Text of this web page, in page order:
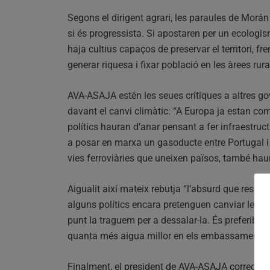
Segons el dirigent agrari, les paraules de
si és progressista. Si apostaren per un
haja cultius capaços de preservar el territori,
generar riquesa i fixar població en les àrees
AVA-ASAJA estén les seues crítiques a altres
davant el canvi climàtic: “A Europa ja estan
polítics hauran d’anar pensant a fer
a posar en marxa un gasoducte entre Portugal
vies ferroviàries que uneixen països, també
Aigualit així mateix rebutja “l’absurd que
alguns polítics encara pretenguen canviar les
punt la traguem per a dessalar-la. És
quanta més aigua millor en els embassaments”.
Finalment, el president de AVA-ASAJA